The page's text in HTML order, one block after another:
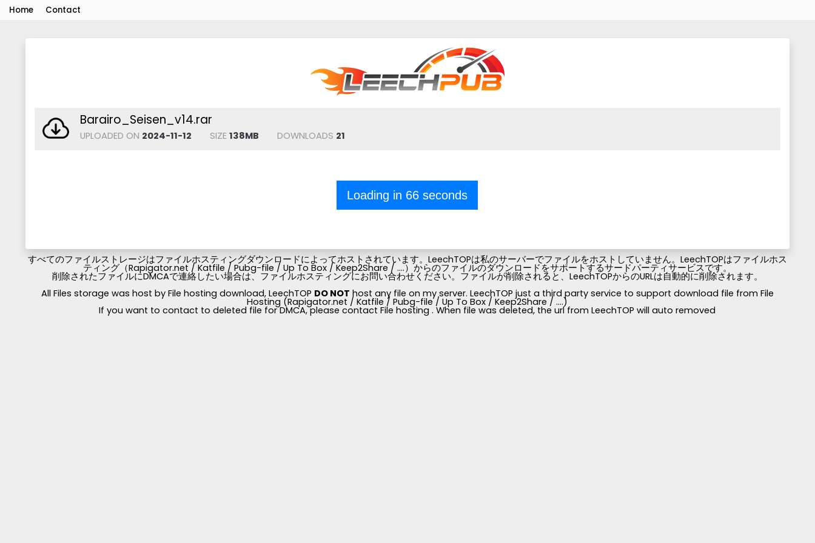
Home Contact
Barairo_Seisen_v14.rar
UPLOADED ON 2024-11-12 SIZE 138MB DOWNLOADS 21
Loading in 66 seconds
すべてのファイルストレージはファイルホスティングダウンロードによってホストされています。LeechTOPは私のサーバーでファイルをホストしていません。LeechTOPはファイルホス
ティング（Rapigator.net / Katfile / Pubg-file / Up To Box / Keep2Share / ....）からのファイルのダウンロードをサポートするサードパーティサービスです。
削除されたファイルにDMCAで連絡したい場合は、ファイルホスティングにお問い合わせください。ファイルが削除されると、LeechTOPからのURLは自動的に削除されます。
All Files storage was host by File hosting download, LeechTOP DO NOT host any file on my server. LeechTOP just a third party service to support download file from File
Hosting (Rapigator.net / Katfile / Pubg-file / Up To Box / Keep2Share / ....)
If you want to contact to deleted file for DMCA, please contact File hosting . When file was deleted, the url from LeechTOP will auto removed